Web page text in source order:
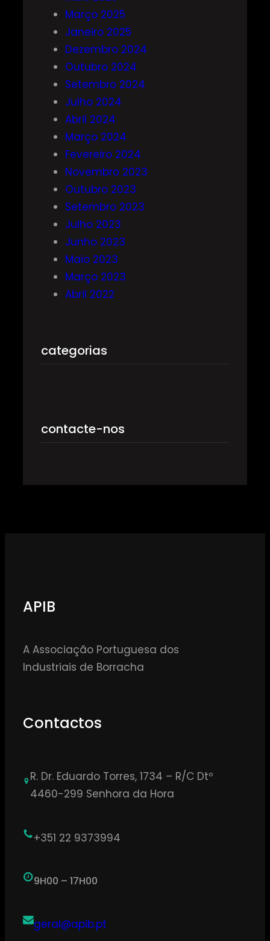
Março 2025
Janeiro 2025
Dezembro 2024
Outubro 2024
Setembro 2024
Julho 2024
Abril 2024
Março 2024
Fevereiro 2024
Novembro 2023
Outubro 2023
Setembro 2023
Julho 2023
Junho 2023
Maio 2023
Março 2023
Abril 2022
categorias
contacte-nos
APIB
A Associação Portuguesa dos
Industriais de Borracha
Contactos
R. Dr. Eduardo Torres, 1734 – R/C Dtº
4460-299 Senhora da Hora
+351 22 9373994
9H00 – 17H00
geral@apib.pt